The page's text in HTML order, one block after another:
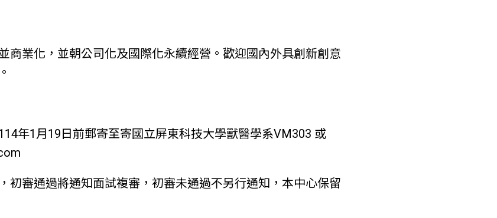
商業化，並朝公司化及國際化永續經營。歡迎國內外具創新創意
年1月19日前郵寄至寄國立屏東科技大學獸醫學系VM303 或
初審通過將通知面試複審，初審未通過不另行通知，本中心保留